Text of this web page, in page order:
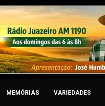
MEMÓRIAS VARIEDADES